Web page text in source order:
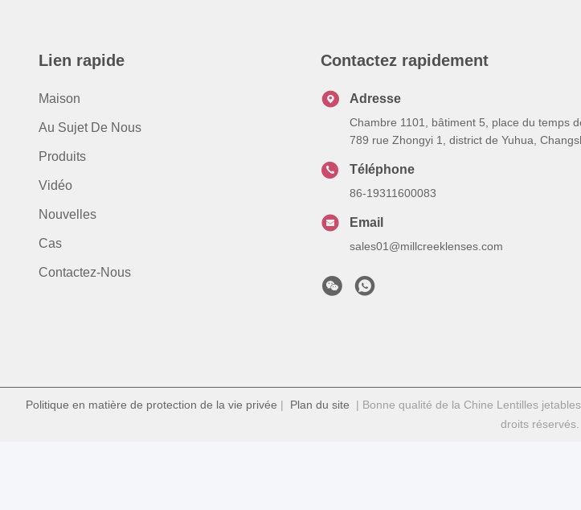
Lien rapide
Maison
Au Sujet De Nous
Produits
Vidéo
Nouvelles
Cas
Contactez-Nous
Contactez rapidement
Adresse
Chambre 1101, bâtiment 5, place du temps
789 rue Zhongyi 1, district de Yuhua,
Téléphone
86-19311600083
Email
sales01@millcreeklenses.com
Politique en matière de protection de la vie privée | Plan du site | Bonne qualité de la Chine Lentilles
droits réservés.